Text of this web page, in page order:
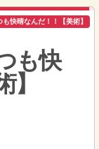
快晴なんだ！！【美術】
も快